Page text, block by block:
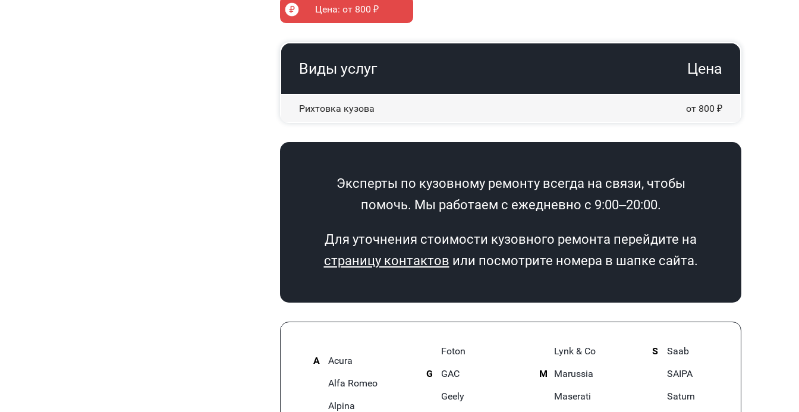
Цена: от 800 ₽
Виды услуг Цена
Рихтовка кузова от 800 ₽
Эксперты по кузовному ремонту всегда на связи, чтобы
помочь. Мы работаем с ежедневно с 9:00–20:00.
Для уточнения стоимости кузовного ремонта перейдите на
страницу контактов или посмотрите номера в шапке сайта.
A
Acura
Alfa Romeo
Alpina
Foton
G
GAC
Geely
Lynk & Co
M
Marussia
Maserati
S
Saab
SAIPA
Saturn